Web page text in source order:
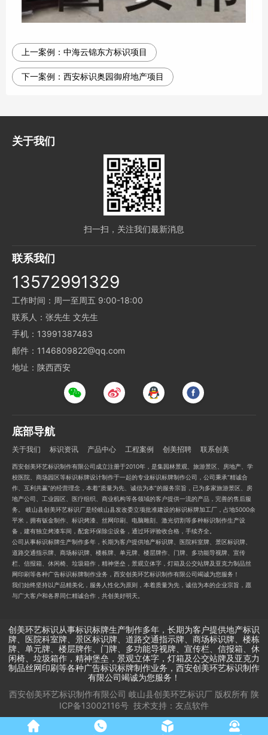
上一案例： 中海云锦东方标识项目
下一案例： 西安标识奥园御府地产项目
关于我们
扫一扫，关注我们最新消息
联系我们
13572991329
工作时间：周一至周五 9:00-18:00
联系人：张先生 文先生
手机：13991387483
邮件：1146809822@qq.com
地址：陕西西安
底部导航
关于我们 标识资讯 产品中心 工程案例 创美招聘 联系创美
西安创美环艺标识制作有限公司成立注册于2010年，是集园林景观、旅游景区、房地产、学
校医院、商场园区等标识标牌设计制作于一起的专业标识标牌制作公司，公司秉承“精诚合
作、互利共赢”的经营理念，本着“质量为先、诚信为本”的服务宗旨，已为多家旅游景区、房
地产公司、工业园区、医疗组织、商业机构等各领域的客户提供一流的产品，完善的售后服
务。 岐山县创美环艺标识厂是经岐山县发改委立项批准建设的标识标牌加工厂，占地5000余
平米，拥有钣金制作、标识烤漆、丝网印刷、电脑雕刻、激光切割等多种标识制作生产设
备，建有独立烤漆车间，配套环保除尘设备，通过环评验收合格，手续齐全。
公司从事标识标牌生产制作多年，长期为客户提供地产标识牌、医院科室牌、景区标识牌、
道路交通指示牌、商场标识牌、楼栋牌、单元牌、楼层牌作、门牌、多功能导视牌、宣传
栏、信报箱、休闲椅、垃圾箱作，精神堡垒，景观立体字，灯箱及公交站牌及亚克力制品丝
网印刷等各种广告标识标牌制作业务，西安创美环艺标识制作有限公司竭诚为您服务！
我们始终坚持以产品精美化，服务人性化为原则，本着质量为先，诚信为本的企业宗旨，愿
与广大客户和各界同仁精诚合作，共创美好明天。
创美环艺标识从事标识标牌生产制作多年，长期为客户提供地产标识
牌、医院科室牌、景区标识牌、道路交通指示牌、商场标识牌、楼栋
牌、单元牌、楼层牌作、门牌、多功能导视牌、宣传栏、信报箱、休
闲椅、垃圾箱作，精神堡垒，景观立体字，灯箱及公交站牌及亚克力
制品丝网印刷等各种广告标识标牌制作业务，西安创美环艺标识制作
有限公司竭诚为您服务！
西安创美环艺标识制作有限公司 岐山县创美环艺标识厂 版权所有 陕
ICP备13002116号 技术支持： 友点软件